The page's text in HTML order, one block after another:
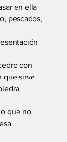
en ella
pescados,
con
que sirve
que no